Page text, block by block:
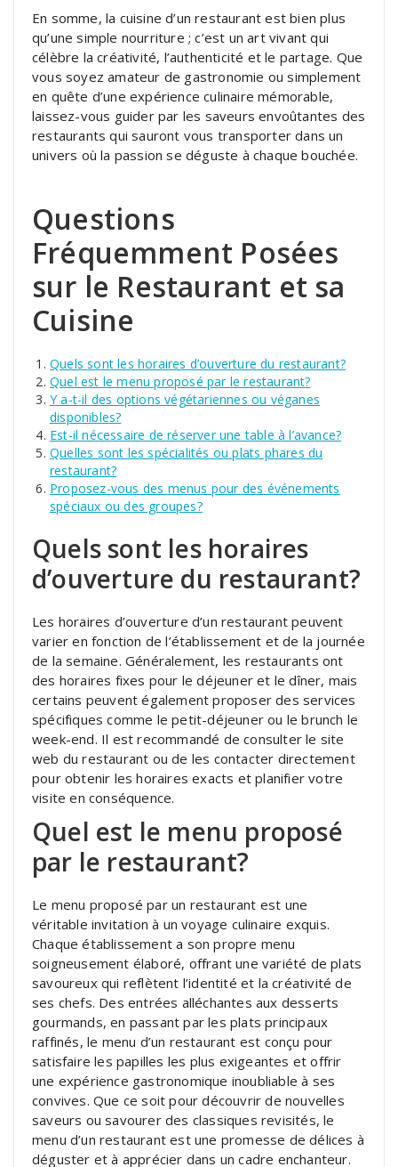
En somme, la cuisine d’un restaurant est bien plus
qu’une simple nourriture ; c’est un art vivant qui
célèbre la créativité, l’authenticité et le partage. Que
vous soyez amateur de gastronomie ou simplement
en quête d’une expérience culinaire mémorable,
laissez-vous guider par les saveurs envoûtantes des
restaurants qui sauront vous transporter dans un
univers où la passion se déguste à chaque bouchée.
Questions
Fréquemment Posées
sur le Restaurant et sa
Cuisine
Quels sont les horaires d’ouverture du restaurant?
Quel est le menu proposé par le restaurant?
Y a-t-il des options végétariennes ou véganes
disponibles?
Est-il nécessaire de réserver une table à l’avance?
Quelles sont les spécialités ou plats phares du
restaurant?
Proposez-vous des menus pour des événements
spéciaux ou des groupes?
Quels sont les horaires
d’ouverture du restaurant?
Les horaires d’ouverture d’un restaurant peuvent
varier en fonction de l’établissement et de la journée
de la semaine. Généralement, les restaurants ont
des horaires fixes pour le déjeuner et le dîner, mais
certains peuvent également proposer des services
spécifiques comme le petit-déjeuner ou le brunch le
week-end. Il est recommandé de consulter le site
web du restaurant ou de les contacter directement
pour obtenir les horaires exacts et planifier votre
visite en conséquence.
Quel est le menu proposé
par le restaurant?
Le menu proposé par un restaurant est une
véritable invitation à un voyage culinaire exquis.
Chaque établissement a son propre menu
soigneusement élaboré, offrant une variété de plats
savoureux qui reflètent l’identité et la créativité de
ses chefs. Des entrées alléchantes aux desserts
gourmands, en passant par les plats principaux
raffinés, le menu d’un restaurant est conçu pour
satisfaire les papilles les plus exigeantes et offrir
une expérience gastronomique inoubliable à ses
convives. Que ce soit pour découvrir de nouvelles
saveurs ou savourer des classiques revisités, le
menu d’un restaurant est une promesse de délices à
déguster et à apprécier dans un cadre enchanteur.